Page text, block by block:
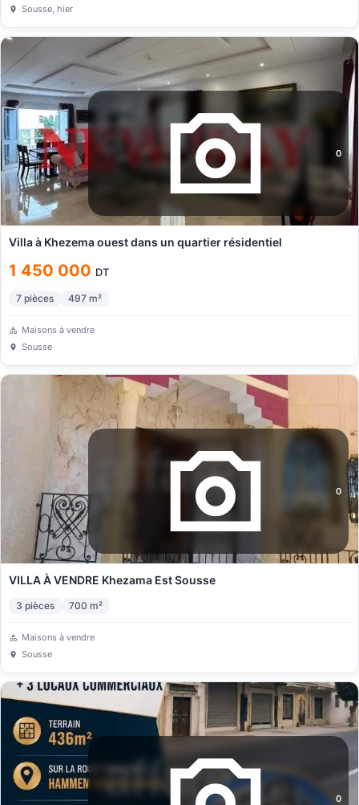
Sousse, hier
0
Villa à Khezema ouest dans un quartier résidentiel
1 450 000 DT
7 pièces 497 m²
Maisons à vendre
Sousse
0
VILLA À VENDRE Khezama Est Sousse
3 pièces 700 m²
Maisons à vendre
Sousse
0